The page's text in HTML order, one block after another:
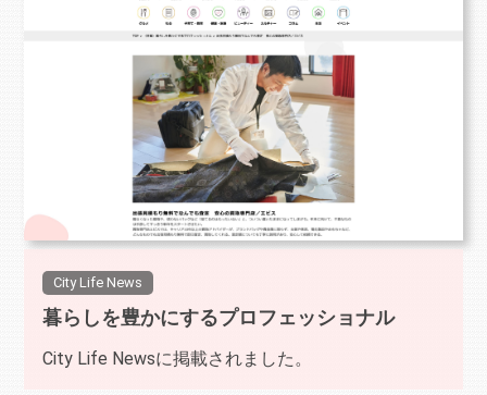
City Life News
暮らしを豊かにするプロフェッショナル
City Life Newsに掲載されました。